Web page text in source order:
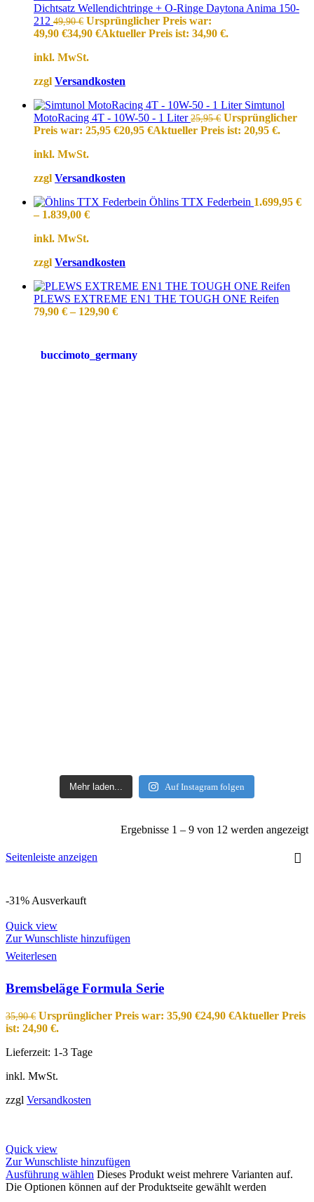
Dichtsatz Wellendichtringe + O-Ringe Daytona Anima 150-
212 49,90€ Ursprünglicher Preis war:
49,90 €34,90 €Aktueller Preis ist: 34,90 €.
inkl. MwSt.
zzgl Versandkosten
Simtunol
MotoRacing 4T - 10W-50 - 1 Liter25,95€ Ursprünglicher
Preis war: 25,95 €20,95 €Aktueller Preis ist: 20,95 €.
inkl. MwSt.
zzgl Versandkosten
Öhlins TTX Federbein 1.699,95 €
– 1.839,00 €
inkl. MwSt.
zzgl Versandkosten
PLEWS EXTREME EN1 THE TOUGH ONE Reifen
79,90 €– 129,90 €
buccimoto_germany
Mehr laden... Auf Instagram folgen
Ergebnisse 1 – 9 von 12 werden angezeigt
Seitenleiste anzeigen
-31% Ausverkauft
Quick view
Zur Wunschliste hinzufügen
Weiterlesen
Bremsbeläge Formula Serie
35,90€ Ursprünglicher Preis war: 35,90 €24,90 €Aktueller Preis
ist: 24,90 €.
Lieferzeit: 1-3 Tage
inkl. MwSt.
zzgl Versandkosten
Quick view
Zur Wunschliste hinzufügen
Ausführung wählen Dieses Produkt weist mehrere Varianten auf.
Die Optionen können auf der Produktseite gewählt werden